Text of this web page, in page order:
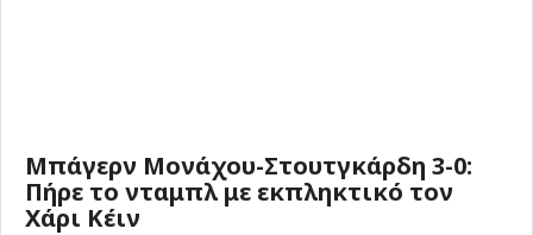
Μπάγερν Μονάχου-Στουτγκάρδη 3-0:
Πήρε το νταμπλ με εκπληκτικό τον
Χάρι Κέιν